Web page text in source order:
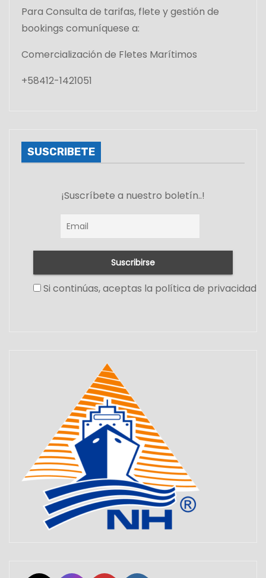
Para Consulta de tarifas, flete y gestión de
bookings comuníquese a:
Comercialización de Fletes Marítimos
+58412-1421051
SUSCRIBETE
¡Suscríbete a nuestro boletín..!
Si continúas, aceptas la política de privacidad